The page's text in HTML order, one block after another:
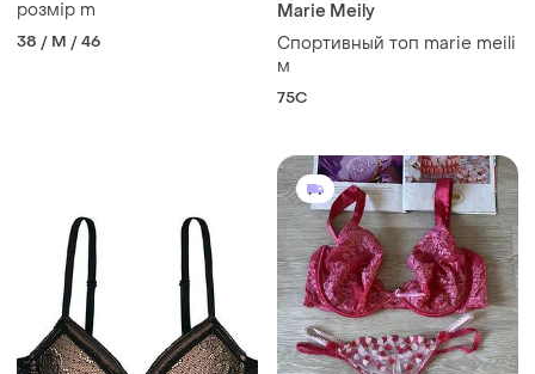
розмір m
38 / M / 46
Marie Meily
Спортивный топ marie meili
м
75C